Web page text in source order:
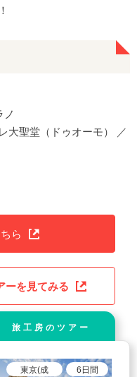
ノ
大聖堂（ドゥオーモ） ／
ら
ーを見てみる
旅工房のツアー
東京(成
6 日間